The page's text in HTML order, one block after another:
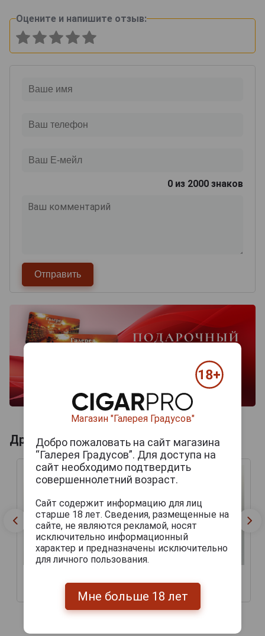
Оцените и напишите отзыв:
0 из 2000 знаков
Другие продукты бренда EL GUAJIRO
740 руб.
Магазин "Галерея Градусов"
Добро пожаловать на сайт магазина
“Галерея Градусов”. Для доступа на
сайт необходимо подтвердить
совершеннолетний возраст.
Сайт содержит информацию для лиц
старше 18 лет. Сведения, размещенные на
сайте, не являются рекламой, носят
исключительно информационный
характер и предназначены исключительно
для личного пользования.
Мне больше 18 лет